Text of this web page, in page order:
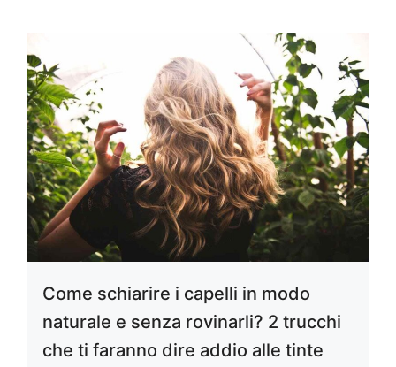
Come schiarire i capelli in modo
naturale e senza rovinarli? 2 trucchi
che ti faranno dire addio alle tinte